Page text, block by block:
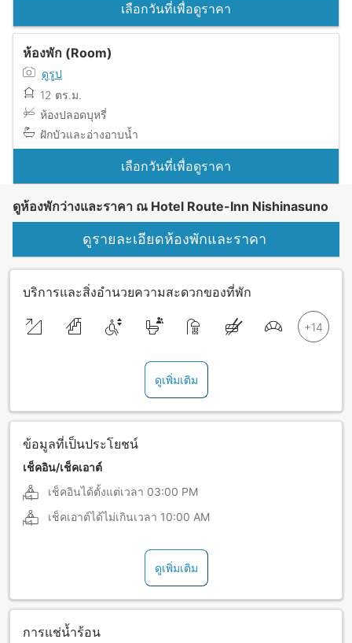
เลือกวันที่เพื่อดูราคา
ห้องพัก (Room)
ดูรูป
12 ตร.ม.
ห้องปลอดบุหรี่
ฝักบัวและอ่างอาบน้ำ
เลือกวันที่เพื่อดูราคา
ดูห้องพักว่างและราคา ณ Hotel Route-Inn Nishinasuno
ดูรายละเอียดห้องพักและราคา
บริการและสิ่งอำนวยความสะดวกของที่พัก
ดูเพิ่มเติม
ข้อมูลที่เป็นประโยชน์
เช็คอิน/เช็คเอาต์
เช็คอินได้ตั้งแต่เวลา 03:00 PM
เช็คเอาต์ได้ไม่เกินเวลา 10:00 AM
ดูเพิ่มเติม
การแช่น้ำร้อน